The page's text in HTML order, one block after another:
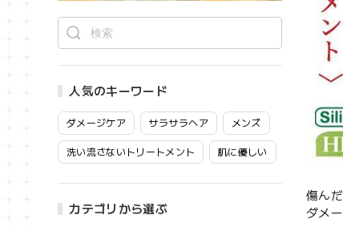
人気のキーワード
ダメージケア サラサラヘア メンズ
洗い流さないトリートメント 肌に優しい
カテゴリから選ぶ
傷ん
ダメ